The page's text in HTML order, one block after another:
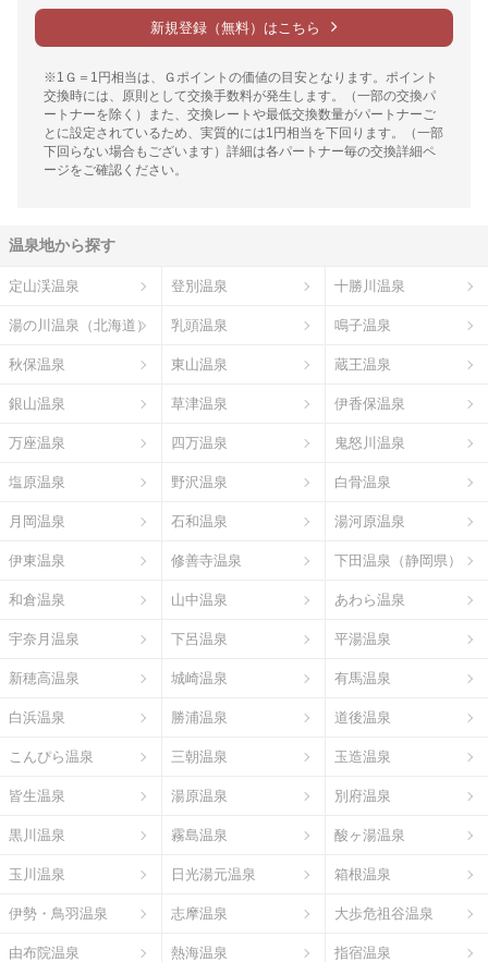
新規登録（無料）はこちら
※1Ｇ＝1円相当は、Ｇポイントの価値の目安となります。ポイント
交換時には、原則として交換手数料が発生します。（一部の交換パ
ートナーを除く）また、交換レートや最低交換数量がパートナーご
とに設定されているため、実質的には1円相当を下回ります。（一部
下回らない場合もございます）詳細は各パートナー毎の交換詳細ペ
ージをご確認ください。
温泉地から探す
定山渓温泉 登別温泉 十勝川温泉
湯の川温泉（北海道） 乳頭温泉 鳴子温泉
秋保温泉 東山温泉 蔵王温泉
銀山温泉 草津温泉 伊香保温泉
万座温泉 四万温泉 鬼怒川温泉
塩原温泉 野沢温泉 白骨温泉
月岡温泉 石和温泉 湯河原温泉
伊東温泉 修善寺温泉 下田温泉（静岡県）
和倉温泉 山中温泉 あわら温泉
宇奈月温泉 下呂温泉 平湯温泉
新穂高温泉 城崎温泉 有馬温泉
白浜温泉 勝浦温泉 道後温泉
こんぴら温泉 三朝温泉 玉造温泉
皆生温泉 湯原温泉 別府温泉
黒川温泉 霧島温泉 酸ヶ湯温泉
玉川温泉 日光湯元温泉 箱根温泉
伊勢・鳥羽温泉 志摩温泉 大歩危祖谷温泉
由布院温泉 熱海温泉 指宿温泉